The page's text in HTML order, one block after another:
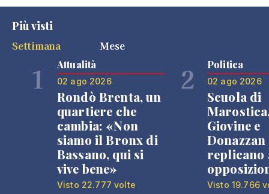
Più visti
Settimana
Mese
1 Attualità
02 ago 2026
Rondò Brenta, un
quartiere che
cambia: «Non
siamo il Bronx di
Bassano, qui si
vive bene»
Visto 22.777 volte
2 Politica
02 ago 2026
Scuola di
Giovine e
Donazzan
replicano
Visto 19.766